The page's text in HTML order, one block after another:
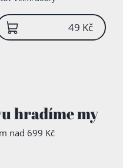
49 Kč
hradíme my
nad 699 Kč